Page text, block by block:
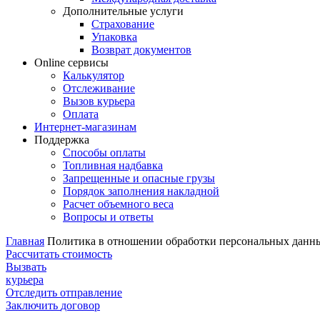
Дополнительные услуги
Страхование
Упаковка
Возврат документов
Online сервисы
Калькулятор
Отслеживание
Вызов курьера
Оплата
Интернет-магазинам
Поддержка
Способы оплаты
Топливная надбавка
Запрещенные и опасные грузы
Порядок заполнения накладной
Расчет объемного веса
Вопросы и ответы
Главная Политика в отношении обработки персональных
Рассчитать стоимость
Вызвать
курьера
Отследить отправление
Заключить договор